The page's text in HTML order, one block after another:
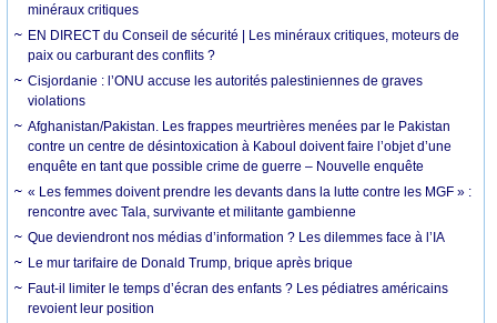
minéraux critiques
EN DIRECT du Conseil de sécurité | Les minéraux critiques, moteurs de
paix ou carburant des conflits ?
Cisjordanie : l’ONU accuse les autorités palestiniennes de graves
violations
Afghanistan/Pakistan. Les frappes meurtrières menées par le Pakistan
contre un centre de désintoxication à Kaboul doivent faire l’objet d’une
enquête en tant que possible crime de guerre – Nouvelle enquête
« Les femmes doivent prendre les devants dans la lutte contre les MGF » :
rencontre avec Tala, survivante et militante gambienne
Que deviendront nos médias d’information ? Les dilemmes face à l’IA
Le mur tarifaire de Donald Trump, brique après brique
Faut-il limiter le temps d’écran des enfants ? Les pédiatres américains
revoient leur position